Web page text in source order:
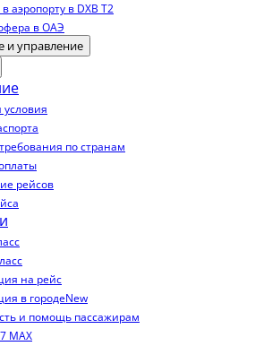
аэропорту в DXB T2
в ОАЭ
и управление
по странам
рейсов
на рейс
в городеNew
и помощь пассажирам
MAX